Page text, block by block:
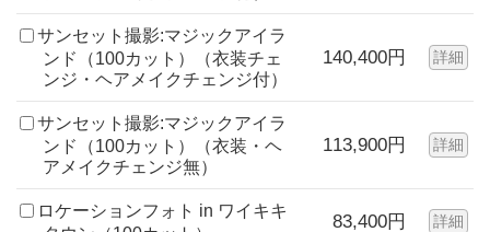
サンセット撮影:マジックアイラ
ンド（100カット）（衣装チェ
ンジ・ヘアメイクチェンジ付）
140,400円 詳細
サンセット撮影:マジックアイラ
ンド（100カット）（衣装・ヘ
アメイクチェンジ無）
113,900円 詳細
ロケーションフォト in ワイキキ
83,400円 詳細